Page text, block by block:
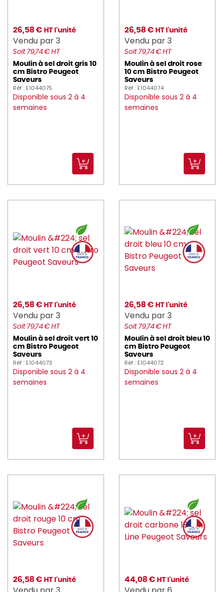
EXEOL (18)
FAIRY (4)
fimm (4)
FINZY (2)
GASTRONUM (5)
GILAC (136)
GOBEL (69)
HAIKU (6)
HASSON (127)
hendi (18)
heva (4)
HUHTAMAKI (16)
ICE_BAG (1)
KASUMI (18)
KITCHENAID (1)
KLEANING_ESSENTIALS (26)
KOLOSSAL (1)
KRAMPOUZ (13)
26,58 € HT l'unité
Vendu par 3
Soit 79,74 € HT
Moulin à sel droit gris 10
cm Bistro Peugeot
Saveurs
Réf : E1044075
Disponible sous 2 à 4
semaines
26,58 € HT l'unité
Vendu par 3
Soit 79,74 € HT
Moulin à sel droit rose
10 cm Bistro Peugeot
Saveurs
Réf : E1044074
Disponible sous 2 à 4
semaines
26,58 € HT l'unité
Vendu par 3
Soit 79,74 € HT
Moulin à sel droit vert 10
cm Bistro Peugeot
Saveurs
Réf : E1044073
Disponible sous 2 à 4
semaines
26,58 € HT l'unité
Vendu par 3
Soit 79,74 € HT
Moulin à sel droit bleu 10
cm Bistro Peugeot
Saveurs
Réf : E1044072
Disponible sous 2 à 4
semaines
26,58 € HT l'unité 44,08 € HT l'unité